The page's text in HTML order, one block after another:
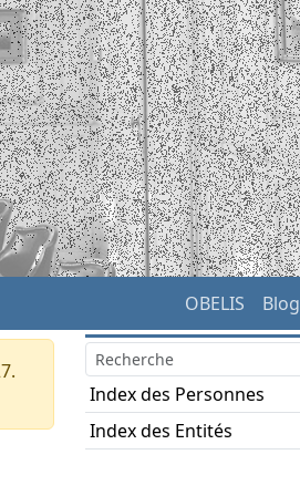
OBELIS Blog
Index des Personnes
Index des Entités